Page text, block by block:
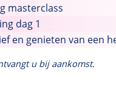
masterclass
dag 1
en genieten van een
u bij aankomst.